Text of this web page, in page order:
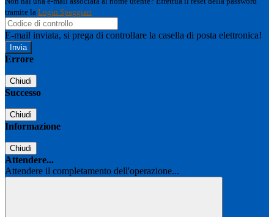
tramite la Login Spaggiari
E-mail inviata, si prega di controllare la casella di posta elettronica!
Errore
Chiudi
Successo
Chiudi
Informazione
Chiudi
Attendere...
Attendere il completamento dell'operazione...